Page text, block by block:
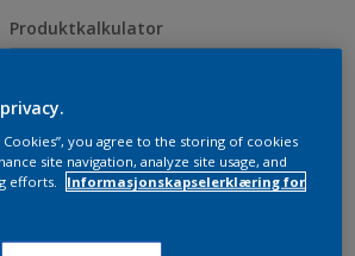
Produktkalkulator
Cookies”, you agree to the storing of cookies
site navigation, analyze site usage, and
efforts.
Informasjonskapselerklæring for